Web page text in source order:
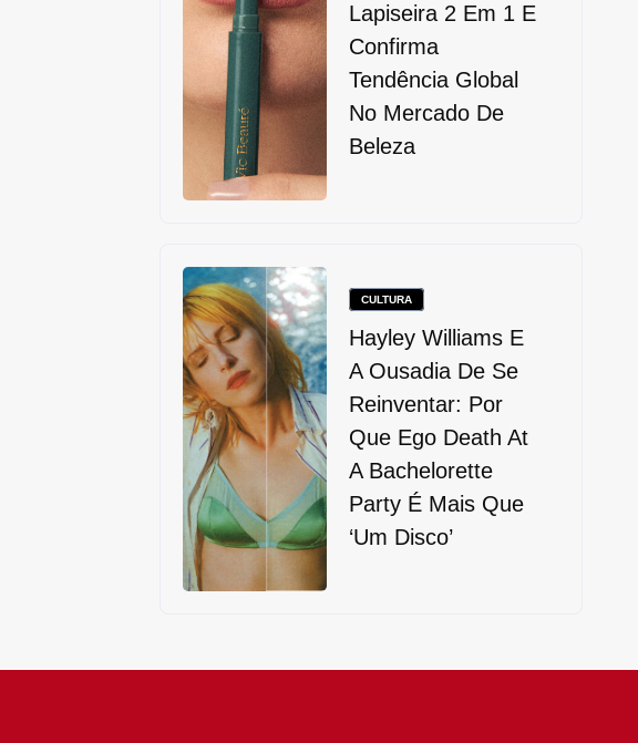
Lapiseira 2 Em 1 E
Confirma
Tendência Global
No Mercado De
Beleza
CULTURA
Hayley Williams E
A Ousadia De Se
Reinventar: Por
Que Ego Death At
A Bachelorette
Party É Mais Que
‘um Disco’